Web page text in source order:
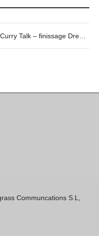
Curry Talk – finissage Dreamscape, by Vitor Schietti
Communcations S.L,